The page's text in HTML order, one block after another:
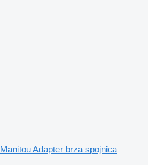
Manitou Adapter brza spojnica